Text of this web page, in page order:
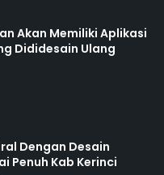
Akan Memiliki Aplikasi
Dididesain Ulang
Dengan Desain
Penuh Kab Kerinci